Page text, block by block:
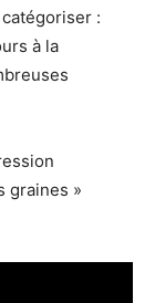
:
à la
graines »